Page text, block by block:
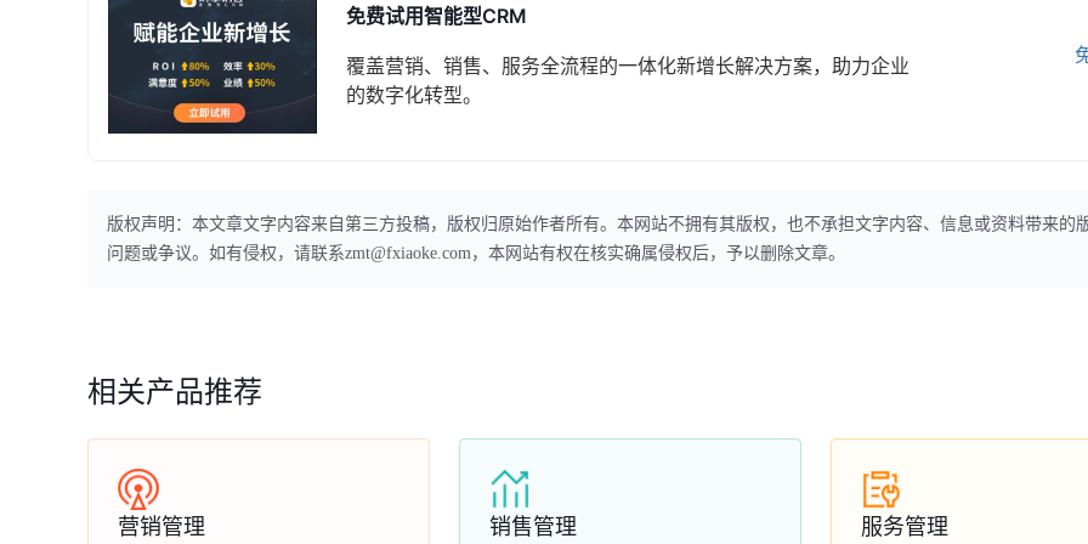
免费试用智能型CRM
覆盖营销、销售、服务全流程的一体化新增长解决方案，助力企业
的数字化转型。
版权声明：本文章文字内容来自第三方投稿，版权归原始作者所有。本网站不拥有其版权，也不承担文字内容、信息或资料带来的
问题或争议。如有侵权，请联系zmt@fxiaoke.com，本网站有权在核实确属侵权后，予以删除文章。
相关产品推荐
营销管理 销售管理 服务管理